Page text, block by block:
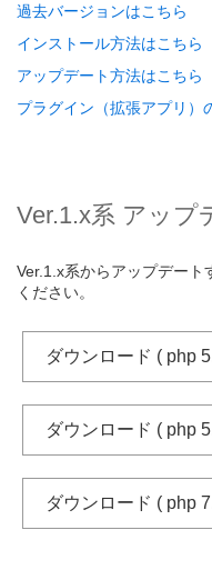
過去バージョンはこちら
インストール方法はこちら
アップデート方法はこちら
プラグイン（拡張アプリ）
Ver.1.x系 アップ
Ver.1.x系からアップデート
ください。
ダウンロード ( php
ダウンロード ( php
ダウンロード ( php